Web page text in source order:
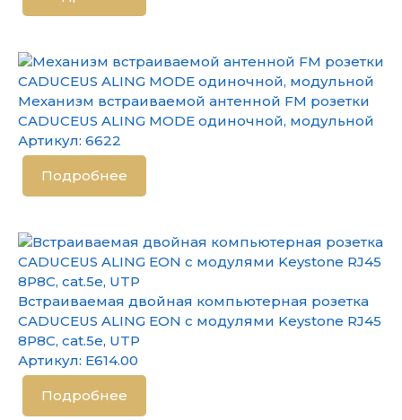
Механизм встраиваемой антенной FM розетки
CADUCEUS ALING MODE одиночной, модульной
Артикул: 6622
Подробнее
Встраиваемая двойная компьютерная розетка
CADUCEUS ALING EON с модулями Keystone RJ45
8P8C, cat.5e, UTP
Артикул: E614.00
Подробнее